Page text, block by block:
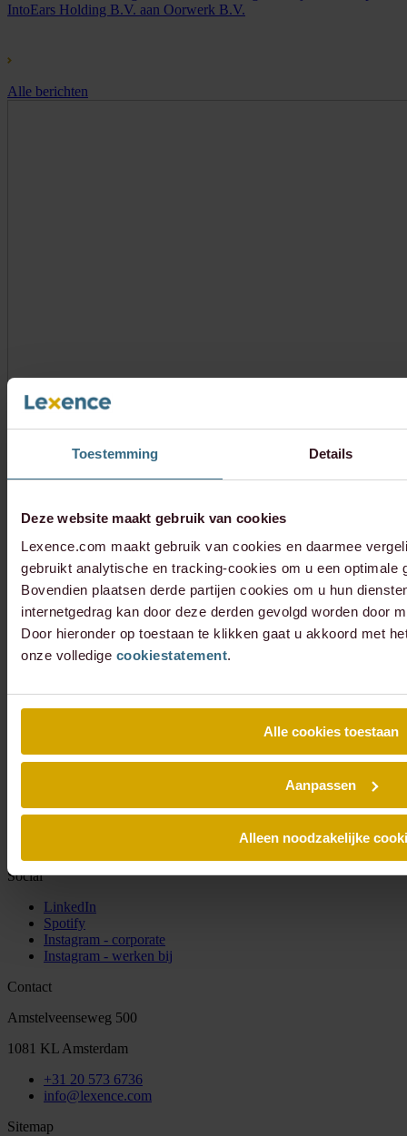
Toestemming Details
Deze website maakt gebruik van cookies
Lexence.com maakt gebruik van cookies en daarmee
gebruikt analytische en tracking-cookies om u een optimale
Bovendien plaatsen derde partijen cookies om u hun
internetgedrag kan door deze derden gevolgd worden door
Door hieronder op toestaan te klikken gaat u akkoord met
onze volledige cookiestatement.
Alle cookies toestaan
Aanpassen
Alleen noodzakelijke
IntoEars Holding B.V. aan Oorwerk B.V.
Alle berichten
Schrijf je in voor onze nieuwsbrief en blijf altijd op de hoogte van
Social
LinkedIn
Spotify
Instagram - corporate
Instagram - werken bij
Contact
Amstelveenseweg 500
1081 KL Amsterdam
+31 20 573 6736
info@lexence.com
Sitemap